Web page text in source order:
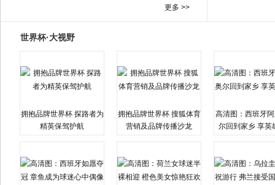
更多 >>
世界杯·大视野
拥抱品牌世界杯 探路者为
精英保驾护航
拥抱品牌世界杯 搜狐体育
营销及品牌传播沙龙
高清图：西班牙
尔回到家乡 享英